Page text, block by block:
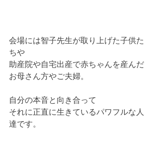
会場には智子先生が取り上げた子供た
ちや
助産院や自宅出産で赤ちゃんを産んだ
お母さん方やご夫婦。
自分の本音と向き合って
それに正直に生きているパワフルな人
達です。